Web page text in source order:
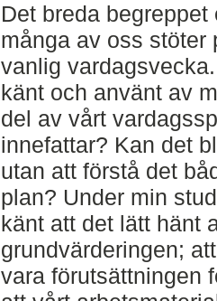
Det breda
många av oss stöter
vanlig
känt och använt av
del av vårt
innefattar? Kan det
utan att förstå det
plan? Under min
känt att det lätt hänt
grundvärderingen;
vara förutsättningen